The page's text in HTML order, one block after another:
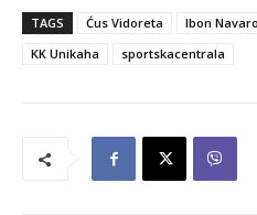
TAGS Ćus Vidoreta Ibon Navaro
KK Unikaha
sportskacentrala